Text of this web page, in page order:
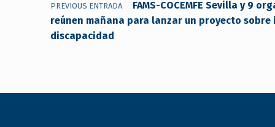
PREVIOUS ENTRADA
FAMS-COCEMFE Sevilla y 9
reúnen mañana para lanzar un proyecto sobre
discapacidad